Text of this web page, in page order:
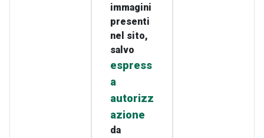
immagini
presenti
nel sito,
salvo
espress
a
autorizz
azione
da